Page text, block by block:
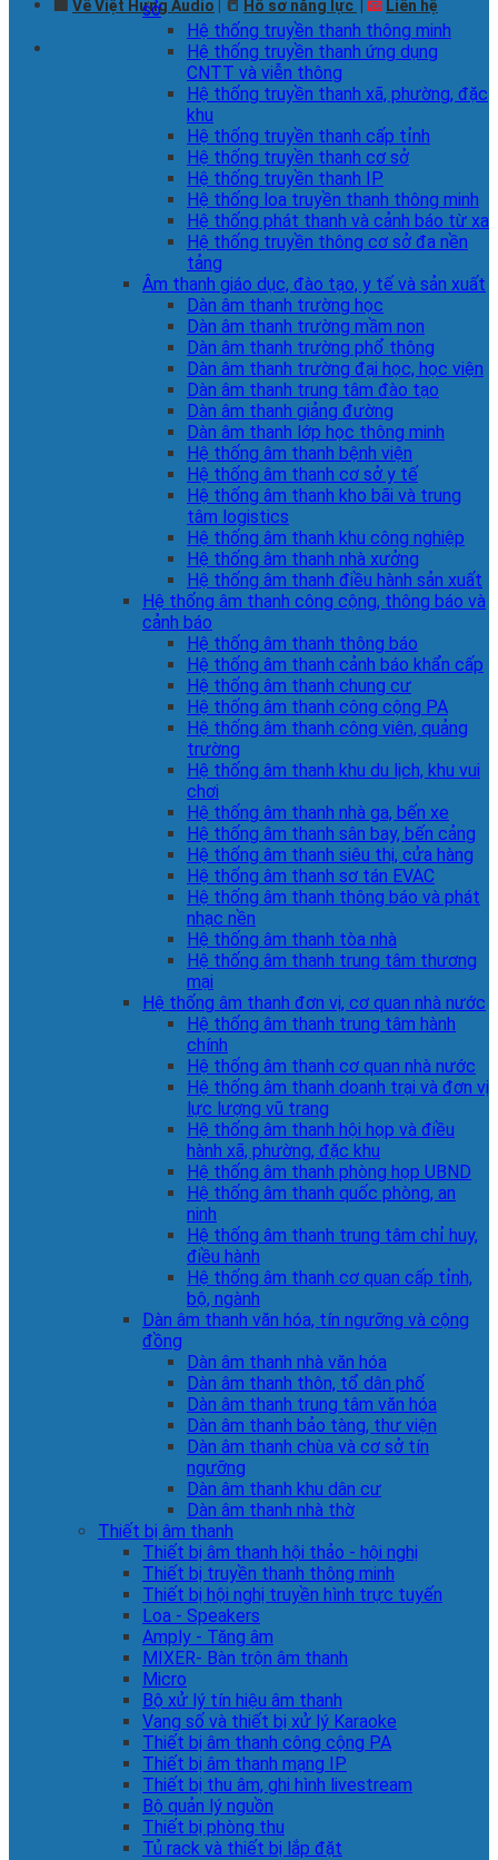
Về Việt Hưng Audio | 📒 Hồ sơ năng lực 📧 Liên hệ
sở
Hệ thống truyền thanh thông minh
Hệ thống truyền thanh ứng dụng
CNTT và viễn thông
Hệ thống truyền thanh xã, phường, đặc
khu
Hệ thống truyền thanh cấp tỉnh
Hệ thống truyền thanh cơ sở
Hệ thống truyền thanh IP
Hệ thống loa truyền thanh thông minh
Hệ thống phát thanh và cảnh báo từ xa
Hệ thống truyền thông cơ sở đa nền
tảng
Âm thanh giáo dục, đào tạo, y tế và sản xuất
Dàn âm thanh trường học
Dàn âm thanh trường mầm non
Dàn âm thanh trường phổ thông
Dàn âm thanh trường đại học, học viện
Dàn âm thanh trung tâm đào tạo
Dàn âm thanh giảng đường
Dàn âm thanh lớp học thông minh
Hệ thống âm thanh bệnh viện
Hệ thống âm thanh cơ sở y tế
Hệ thống âm thanh kho bãi và trung
tâm logistics
Hệ thống âm thanh khu công nghiệp
Hệ thống âm thanh nhà xưởng
Hệ thống âm thanh điều hành sản xuất
Hệ thống âm thanh công cộng, thông báo và
cảnh báo
Hệ thống âm thanh thông báo
Hệ thống âm thanh cảnh báo khẩn cấp
Hệ thống âm thanh chung cư
Hệ thống âm thanh công cộng PA
Hệ thống âm thanh công viên, quảng
trường
Hệ thống âm thanh khu du lịch, khu vui
chơi
Hệ thống âm thanh nhà ga, bến xe
Hệ thống âm thanh sân bay, bến cảng
Hệ thống âm thanh siêu thị, cửa hàng
Hệ thống âm thanh sơ tán EVAC
Hệ thống âm thanh thông báo và phát
nhạc nền
Hệ thống âm thanh tòa nhà
Hệ thống âm thanh trung tâm thương
mại
Hệ thống âm thanh đơn vị, cơ quan nhà nước
Hệ thống âm thanh trung tâm hành
chính
Hệ thống âm thanh cơ quan nhà nước
Hệ thống âm thanh doanh trại và đơn vị
lực lượng vũ trang
Hệ thống âm thanh hội họp và điều
hành xã, phường, đặc khu
Hệ thống âm thanh phòng họp UBND
Hệ thống âm thanh quốc phòng, an
ninh
Hệ thống âm thanh trung tâm chỉ huy,
điều hành
Hệ thống âm thanh cơ quan cấp tỉnh,
bộ, ngành
Dàn âm thanh văn hóa, tín ngưỡng và cộng
đồng
Dàn âm thanh nhà văn hóa
Dàn âm thanh thôn, tổ dân phố
Dàn âm thanh trung tâm văn hóa
Dàn âm thanh bảo tàng, thư viện
Dàn âm thanh chùa và cơ sở tín
ngưỡng
Dàn âm thanh khu dân cư
Dàn âm thanh nhà thờ
Thiết bị âm thanh
Thiết bị âm thanh hội thảo - hội nghị
Thiết bị truyền thanh thông minh
Thiết bị hội nghị truyền hình trực tuyến
Loa - Speakers
Amply - Tăng âm
MIXER- Bàn trộn âm thanh
Micro
Bộ xử lý tín hiệu âm thanh
Vang số và thiết bị xử lý Karaoke
Thiết bị âm thanh công cộng PA
Thiết bị âm thanh mạng IP
Thiết bị thu âm, ghi hình livestream
Bộ quản lý nguồn
Thiết bị phòng thu
Tủ rack và thiết bị lắp đặt